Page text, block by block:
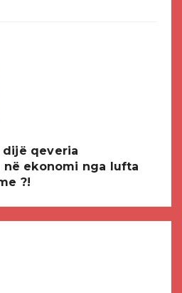
qeveria
ekonomi nga lufta
?!